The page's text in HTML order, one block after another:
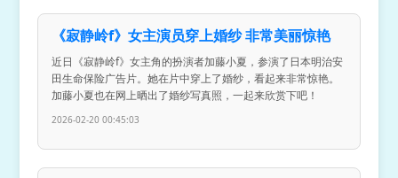
《寂静岭f》女主演员穿上婚纱 非常美丽惊艳
近日《寂静岭f》女主角的扮演者加藤小夏，参演了日本明治安
田生命保险广告片。她在片中穿上了婚纱，看起来非常惊艳。
加藤小夏也在网上晒出了婚纱写真照，一起来欣赏下吧！
2026-02-20 00:45:03